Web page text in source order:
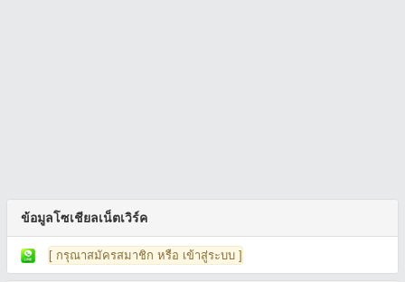
ข้อมูลโซเชียลเน็ตเวิร์ค
[ กรุณาสมัครสมาชิก หรือ เข้าสู่ระบบ ]